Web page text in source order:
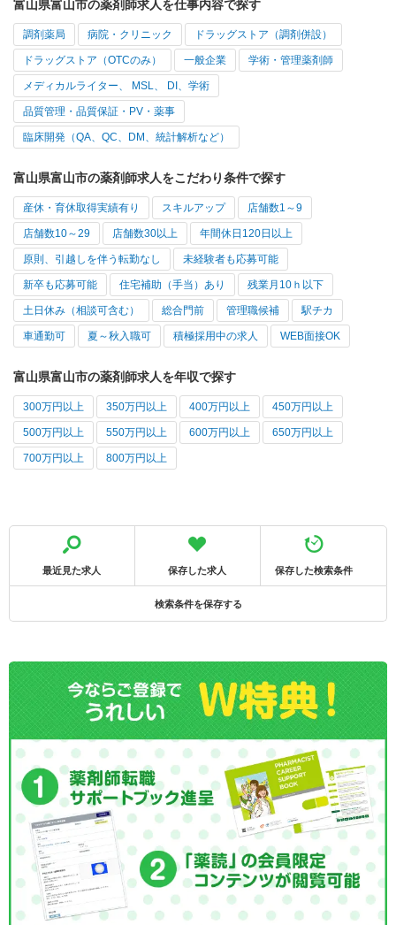
富山県富山市の薬剤師求人を仕事内容で探す
調剤薬局 病院・クリニック ドラッグストア（調剤併設）
ドラッグストア（OTCのみ） 一般企業 学術・管理薬剤師
メディカルライター、 MSL、 DI、学術
品質管理・品質保証・PV・薬事
臨床開発（QA、QC、DM、統計解析など）
富山県富山市の薬剤師求人をこだわり条件で探す
産休・育休取得実績有り スキルアップ 店舗数1～9
店舗数10～29 店舗数30以上 年間休日120日以上
原則、引越しを伴う転勤なし 未経験者も応募可能
新卒も応募可能 住宅補助（手当）あり 残業月10ｈ以下
土日休み（相談可含む） 総合門前 管理職候補 駅チカ
車通勤可 夏～秋入職可 積極採用中の求人 WEB面接OK
富山県富山市の薬剤師求人を年収で探す
300万円以上 350万円以上 400万円以上 450万円以上
500万円以上 550万円以上 600万円以上 650万円以上
700万円以上 800万円以上
最近見た求人 保存した求人 保存した検索条件
検索条件を保存する